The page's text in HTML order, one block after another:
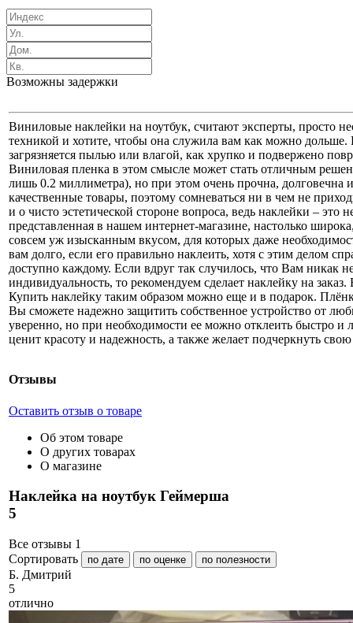
Возможны задержки
Виниловые наклейки на ноутбук, считают эксперты, просто
техникой и хотите, чтобы она служила вам как можно
загрязняется пылью или влагой, как хрупко и подвержено
Виниловая пленка в этом смысле может стать отличным
лишь 0.2 миллиметра), но при этом очень прочна,
качественные товары, поэтому сомневаться ни в чем не
и о чисто эстетической стороне вопроса, ведь наклейки –
представленная в нашем интернет-магазине, настолько
совсем уж изысканным вкусом, для которых даже
вам долго, если его правильно наклеить, хотя с этим делом
доступно каждому. Если вдруг так случилось, что Вам никак
индивидуальность, то рекомендуем сделает наклейку на
Купить наклейку таким образом можно еще и в подарок.
Вы сможете надежно защитить собственное устройство от
уверенно, но при необходимости ее можно отклеить быстро и
ценит красоту и надежность, а также желает подчеркнуть
Отзывы
Оставить отзыв о товаре
Об этом товаре
О других товарах
О магазине
Наклейка на ноутбук Геймерша
5
Все отзывы 1
Сортировать
по дате по оценке по полезности
Б. Дмитрий
5
отлично